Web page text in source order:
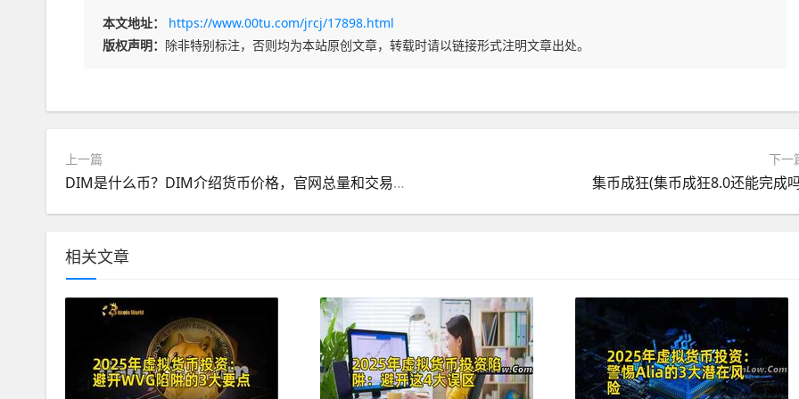
本文地址：
https://www.00tu.com/jrcj/17898.html
版权声明： 除非特别标注，否则均为本站原创文章，转载时请以链接形式注明文章出处。
上一篇
DIM是什么币？DIM介绍货币价格，官网总量和交易平台
下一
集币成狂(集币成狂8.0还能完成
相关文章